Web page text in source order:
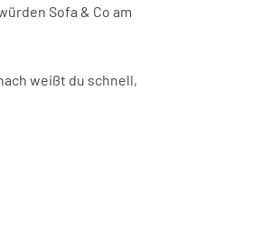
Sofa & Co am
weißt du schnell,